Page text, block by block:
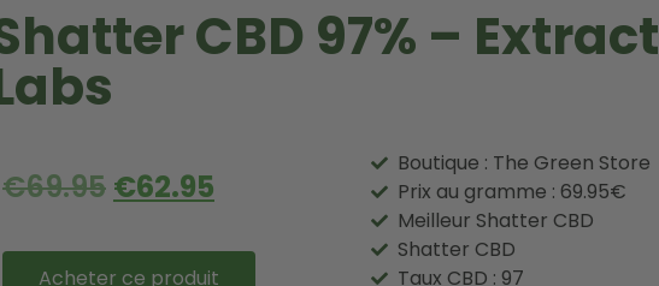
CBD 97% – Extract
€69.95 €62.95
Acheter ce produit
Boutique : The Green Store
Prix au gramme : 69.95€
Meilleur Shatter CBD
Shatter CBD
Taux CBD : 97